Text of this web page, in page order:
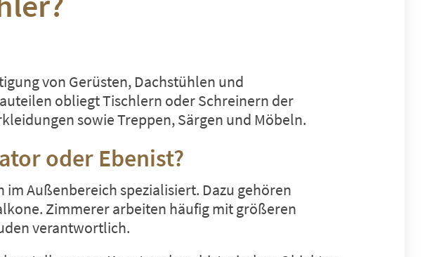
von Gerüsten, Dachstühlen und
obliegt Tischlern oder Schreinern der
sowie Treppen, Särgen und Möbeln.
oder Ebenist?
Außenbereich spezialisiert. Dazu gehören
Zimmerer arbeiten häufig mit größeren
verantwortlich.